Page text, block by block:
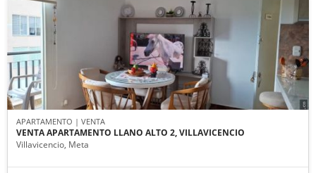
APARTAMENTO | VENTA
VENTA APARTAMENTO LLANO ALTO 2, VILLAVICENCIO
Villavicencio, Meta